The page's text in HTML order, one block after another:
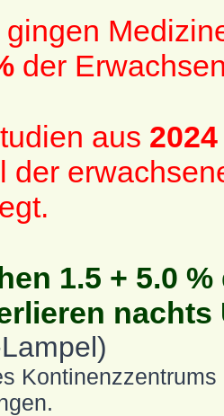
der
aus 2024
der
1.5 + 5.0
nachts